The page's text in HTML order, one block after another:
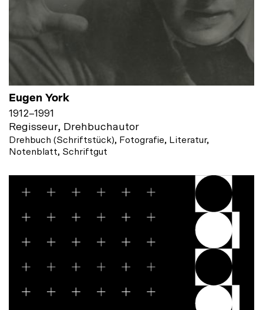
Eugen York
1912–1991
Regisseur, Drehbuchautor
Drehbuch (Schriftstück), Fotografie, Literatur,
Notenblatt, Schriftgut